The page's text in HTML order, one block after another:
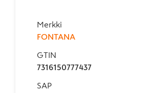
Merkki
FONTANA
GTIN
7316150777437
SAP